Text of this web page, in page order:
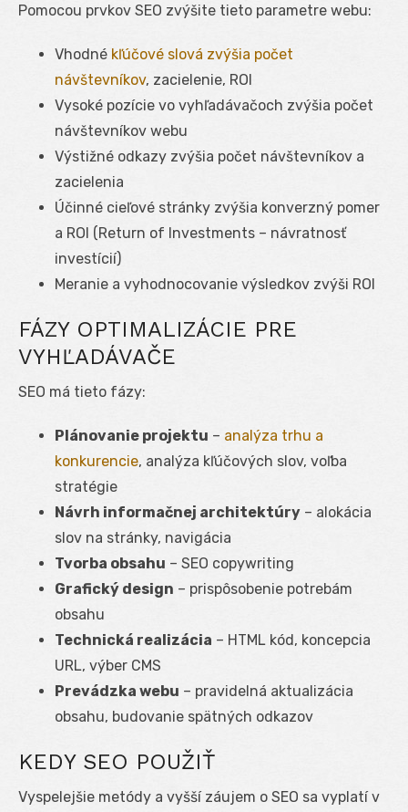
Pomocou prvkov SEO zvýšite tieto parametre webu:
Vhodné kľúčové slová zvýšia počet
návštevníkov, zacielenie, ROI
Vysoké pozície vo vyhľadávačoch zvýšia počet
návštevníkov webu
Výstižné odkazy zvýšia počet návštevníkov a
zacielenia
Účinné cieľové stránky zvýšia konverzný pomer
a ROI (Return of Investments – návratnosť
investícií)
Meranie a vyhodnocovanie výsledkov zvýši ROI
FÁZY OPTIMALIZÁCIE PRE
VYHĽADÁVAČE
SEO má tieto fázy:
Plánovanie projektu – analýza trhu a
konkurencie, analýza kľúčových slov, voľba
stratégie
Návrh informačnej architektúry – alokácia
slov na stránky, navigácia
Tvorba obsahu – SEO copywriting
Grafický design – prispôsobenie potrebám
obsahu
Technická realizácia – HTML kód, koncepcia
URL, výber CMS
Prevádzka webu – pravidelná aktualizácia
obsahu, budovanie spätných odkazov
KEDY SEO POUŽIŤ
Vyspelejšie metódy a vyšší záujem o SEO sa vyplatí v